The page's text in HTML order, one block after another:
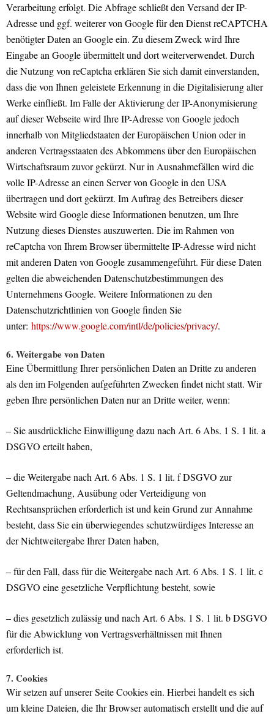
Verarbeitung erfolgt. Die Abfrage schließt den Versand der IP-
Adresse und ggf. weiterer von Google für den Dienst reCAPTCHA
benötigter Daten an Google ein. Zu diesem Zweck wird Ihre
Eingabe an Google übermittelt und dort weiterverwendet. Durch
die Nutzung von reCaptcha erklären Sie sich damit einverstanden,
dass die von Ihnen geleistete Erkennung in die Digitalisierung alter
Werke einfließt. Im Falle der Aktivierung der IP-Anonymisierung
auf dieser Webseite wird Ihre IP-Adresse von Google jedoch
innerhalb von Mitgliedstaaten der Europäischen Union oder in
anderen Vertragsstaaten des Abkommens über den Europäischen
Wirtschaftsraum zuvor gekürzt. Nur in Ausnahmefällen wird die
volle IP-Adresse an einen Server von Google in den USA
übertragen und dort gekürzt. Im Auftrag des Betreibers dieser
Website wird Google diese Informationen benutzen, um Ihre
Nutzung dieses Dienstes auszuwerten. Die im Rahmen von
reCaptcha von Ihrem Browser übermittelte IP-Adresse wird nicht
mit anderen Daten von Google zusammengeführt. Für diese Daten
gelten die abweichenden Datenschutzbestimmungen des
Unternehmens Google. Weitere Informationen zu den
Datenschutzrichtlinien von Google finden Sie
unter: https://www.google.com/intl/de/policies/privacy/.
6. Weitergabe von Daten
Eine Übermittlung Ihrer persönlichen Daten an Dritte zu anderen
als den im Folgenden aufgeführten Zwecken findet nicht statt. Wir
geben Ihre persönlichen Daten nur an Dritte weiter, wenn:
– Sie ausdrückliche Einwilligung dazu nach Art. 6 Abs. 1 S. 1 lit. a
DSGVO erteilt haben,
– die Weitergabe nach Art. 6 Abs. 1 S. 1 lit. f DSGVO zur
Geltendmachung, Ausübung oder Verteidigung von
Rechtsansprüchen erforderlich ist und kein Grund zur Annahme
besteht, dass Sie ein überwiegendes schutzwürdiges Interesse an
der Nichtweitergabe Ihrer Daten haben,
– für den Fall, dass für die Weitergabe nach Art. 6 Abs. 1 S. 1 lit. c
DSGVO eine gesetzliche Verpflichtung besteht, sowie
– dies gesetzlich zulässig und nach Art. 6 Abs. 1 S. 1 lit. b DSGVO
für die Abwicklung von Vertragsverhältnissen mit Ihnen
erforderlich ist.
7. Cookies
Wir setzen auf unserer Seite Cookies ein. Hierbei handelt es sich
um kleine Dateien, die Ihr Browser automatisch erstellt und die auf